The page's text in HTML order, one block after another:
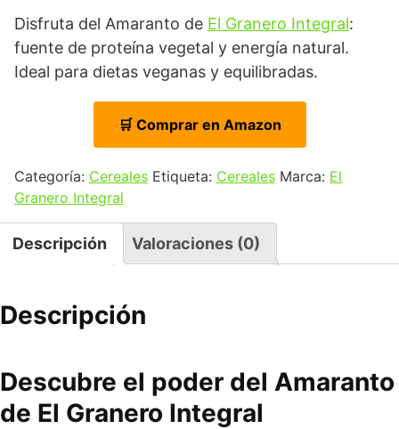
Disfruta del Amaranto de El Granero Integral:
fuente de proteína vegetal y energía natural.
Ideal para dietas veganas y equilibradas.
🛒 Comprar en Amazon
Categoría: Cereales Etiqueta: Cereales Marca: El
Granero Integral
Descripción Valoraciones (0)
Descripción
Descubre el poder del Amaranto
de El Granero Integral